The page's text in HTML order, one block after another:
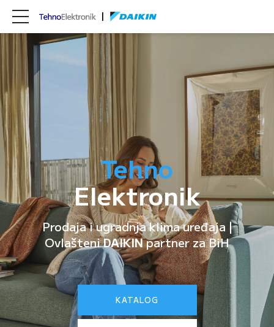
Tehno
Elektronik
Prodaja i ugradnja klima uređaja |
OvlašteniDAIKINpartner za BiH
KATALOG